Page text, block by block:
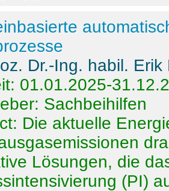
Dr.-Ing. habil. Erik
01.01.2025-
Sachbeihilfen
Die aktuelle
Lösungen, die
(PI)